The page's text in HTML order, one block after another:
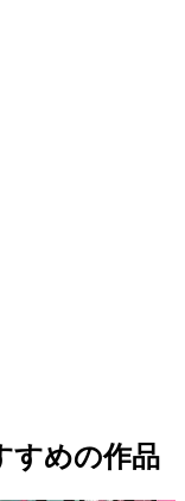
すめの作品